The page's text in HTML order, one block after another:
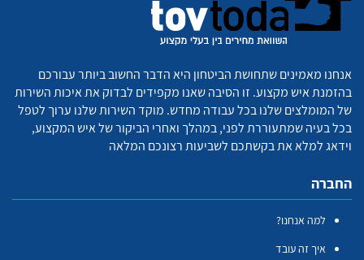
אנחנו מאמינים שתחושת הביטחון היא הדבר החשוב ביותר עבורכם
בהזמנת איש מקצוע. זו הסיבה שאנו מקפידים לבדוק את איכות השירות
של המומלצים שלנו בכל עבודה מחדש. מוקד השירות שלנו ערוך לטפל
בכל בעיה שמתעוררת לפני, במהלך ואחרי הביקור של איש המקצוע,
וידאג למלא את בקשתכם לשביעות רצונכם המלאה
החברה
למה אנחנו?
איך זה עובד